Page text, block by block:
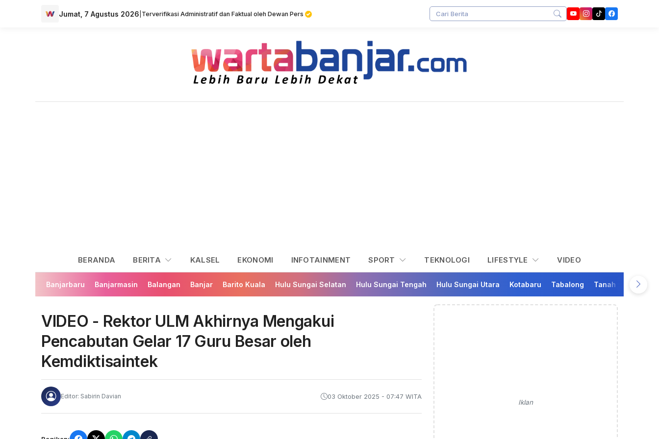
Jumat, 7 Agustus 2026 Terverifikasi Administratif dan Faktual oleh Dewan Pers
BERANDA BERITA KALSEL EKONOMI INFOTAINMENT SPORT TEKNOLOGI LIFESTYLE VIDEO
Banjarbaru Banjarmasin Balangan Banjar Barito Kuala Hulu Sungai Selatan Hulu Sungai Tengah Hulu Sungai Utara Kotabaru Tabalong Tanah Bumbu
VIDEO - Rektor ULM Akhirnya Mengakui
Pencabutan Gelar 17 Guru Besar oleh
Kemdiktisaintek
Editor: Sabirin Davian 03 Oktober 2025 - 07:47 WITA
Iklan